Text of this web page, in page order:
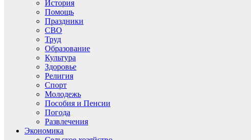
История
Помощь
Праздники
СВО
Труд
Образование
Культура
Здоровье
Религия
Спорт
Молодежь
Пособия и Пенсии
Погода
Развлечения
Экономика